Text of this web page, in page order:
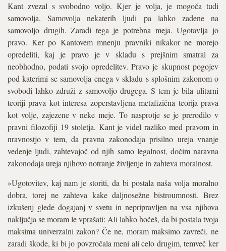
Kant zvezal s svobodno voljo. Kjer je volja, je mogoča tudi
samovolja. Samovolja nekaterih ljudi pa lahko zadene na
samovoljo drugih. Zaradi tega je potrebna meja. Ugotavlja jo
pravo. Ker po Kantovem mnenju pravniki nikakor ne morejo
opredeliti, kaj je pravo je v skladu s prejšnim smatral za
neobhodno, podati svojo opredelitev. Pravo je skupnost pogojev
pod katerimi se samovolja enega v skladu s splošnim zakonom o
svobodi lahko združi z samovoljo drugega. S tem je bila ulitarni
teoriji prava kot interesa zoperstavljena metafizična teorija prava
kot volje, zajezene v neke meje. To nasprotje se je prerodilo v
pravni filozofiji 19 stoletja. Kant je videl razliko med pravom in
nravnostjo v tem, da pravna zakonodaja prisilno ureja vnanje
vedenje ljudi, zahtevajoč od njih samo legalnost, dočim naravna
zakonodaja ureja njihovo notranje življenje in zahteva moralnost.
»Ugotovitev, kaj nam je storiti, da bi postala naša volja moralno
dobra, torej ne zahteva kake daljnosežne bistroumnosti. Brez
izkušenj glede dogajanj v svetu in nepripravljen na vsa njihova
naključja se moram le vprašati: Ali lahko hočeš, da bi postala tvoja
maksima univerzalni zakon? Če ne, moram maksimo zavreči, ne
zaradi škode, ki bi jo povzročala meni ali celo drugim, temveč ker